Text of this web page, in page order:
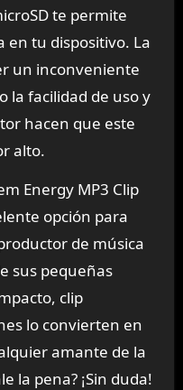
te permite
en tu dispositivo. La
un inconveniente
la facilidad de uso y
hacen que este
alto.
Energy MP3 Clip
opción para
de música
sus pequeñas
clip
lo convierten en
amante de la
la pena? ¡Sin duda!